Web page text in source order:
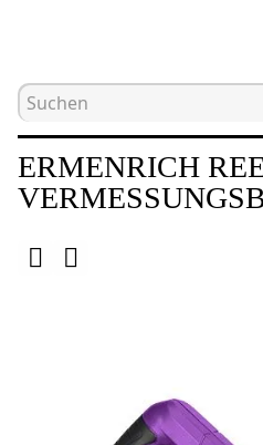
Hauptseite
ERMENRICH